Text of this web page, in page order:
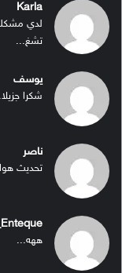
Karla
لدي
تشغ...
يوسف
شكرا
ناصر
تحديث
ههه...